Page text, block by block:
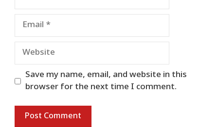
Email
Website
Save my name, email, and website in this
browser for the next time I comment.